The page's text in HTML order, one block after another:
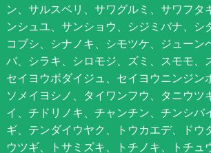
ン、サルスベリ、サワグルミ、サワフタ
ンシュユ、サンショウ、シジミバナ、シ
コブシ、シナノキ、シモツケ、ジューン
バ、シラキ、シロモジ、ズミ、スモモ、
セイヨウボダイジュ、セイヨウニンジン
ソメイヨシノ、タイワンフウ、タニウツ
イ、チドリノキ、チャンチン、チンシバ
ギ、テンダイウヤク、トウカエデ、ドウ
ウツギ、トサミズキ、トチノキ、トチュ